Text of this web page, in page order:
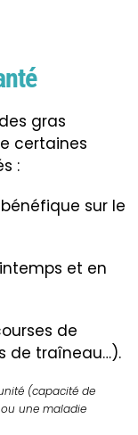
gras
certaines
:
sur le
et en
de
de traîneau…).
(capacité de
une maladie